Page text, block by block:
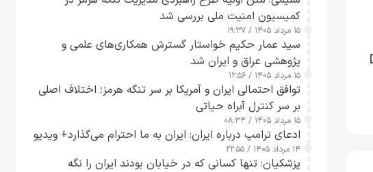
کمیسیون امنیت ملی بررسی شد
۱۵ مرداد ۱۴۰۵ / ۱۹:۳۷
سید عمار حکیم خواستار گسترش همکاری‌های علمی و
پژوهشی عراق و ایران شد
۱۵ مرداد ۱۴۰۵ / ۱۲:۵۶
توافق احتمالی ایران و آمریکا بر سر تنگه هرمز؛ اختلاف اصلی
بر سر کنترل آبراه حیاتی
۱۵ مرداد ۱۴۰۵ / ۰۸:۳۴
ادعای ترامپ درباره ایران: ایران به ما احترام می‌گذارد+ ویدیو
۱۴ مرداد ۱۴۰۵ / ۲۲:۵۵
پزشکیان: تنها کسانی که در خیابان بودند ایران را نگه